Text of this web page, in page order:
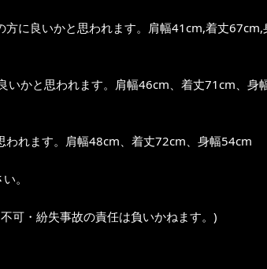
方に良いかと思われます。肩幅41cm,着丈
いかと思われます。肩幅46cm、着丈71cm、身
われます。肩幅48cm、着丈72cm、身幅54cm
。
可・紛失事故の責任は負いかねます。)